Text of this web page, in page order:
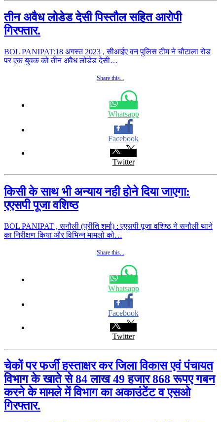
तीन अवैध लोडेड देसी पिस्तौल सहित आरोपी
गिरफ्तार.
BOL PANIPAT:18 अगस्त 2023 , सीआईए वन पुलिस टीम ने चौटाला रोड
पर एक युवक को तीन अवैध लोडेड देसी…
Share this...
Whatsapp
Facebook
Twitter
किसी के साथ भी अन्याय नही होने दिया जाएगा:
एएसपी पूजा वशिष्ठ
BOL PANIPAT , सनौली (प्रीति शर्मा) : एएसपी पूजा वशिष्ठ ने सनौली थाने
का निरीक्षण किया और विभिन्न मामलो को…
Share this...
Whatsapp
Facebook
Twitter
चेकों पर फर्जी हस्ताक्षर कर जिला विकास एवं पंचायत
विभाग के खाते से 84 लाख 49 हजार 868 रूपए गबन
करने के मामले में विभाग का अकाउंटेंट व एसओ
गिरफ्तार.